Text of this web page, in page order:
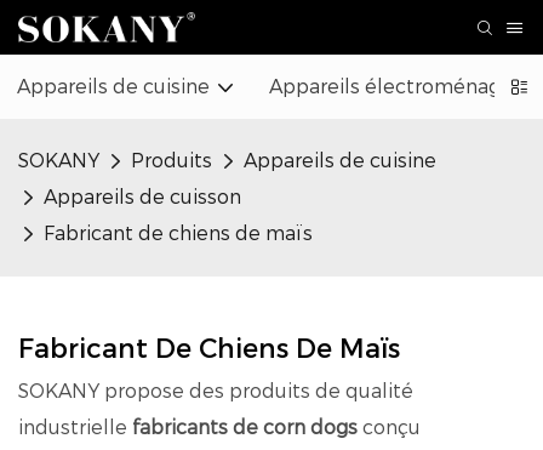
Appareils de cuisine Appareils électroménagers
SOKANY Produits
Appareils de cuisine
Appareils de cuisson
Fabricant de chiens de maïs
Fabricant De Chiens De Maïs
SOKANY propose des produits de qualité
industrielle fabricants de corn dogs conçu